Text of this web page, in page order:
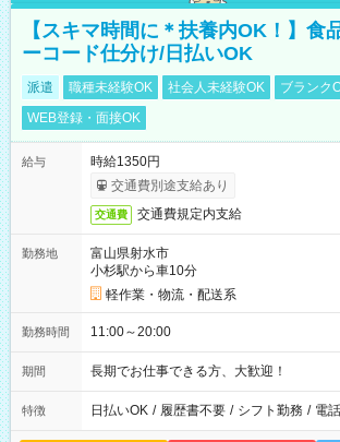
【スキマ時間に＊扶養内OK！】食
ーコード仕分け/日払いOK
派遣 職種未経験OK 社会人未経験OK
ブランク
WEB登録・面接OK
給与
時給1350円
交通費別途支給あり
交通費 交通費規定内支給
勤務地
富山県射水市
小杉駅から車10分
軽作業・物流・配送系
勤務時間 11:00～20:00
期間 長期でお仕事できる方、大歓迎！
特徴 日払いOK / 履歴書不要 / シフト勤務 / 電